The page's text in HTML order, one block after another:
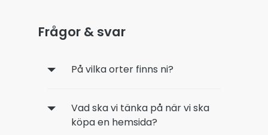
Frågor & svar
På vilka orter finns ni?
Vad ska vi tänka på när vi ska
köpa en hemsida?